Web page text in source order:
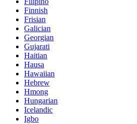
Finnish
Frisian
Galician
Georgian
Gujarati
Haitian
Hausa
Hawaiian
Hebrew
Hmong
Hungarian
Icelandic
Igbo